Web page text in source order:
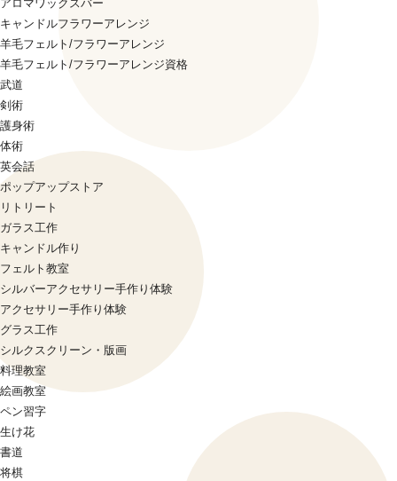
アロマワックスバー
キャンドルフラワーアレンジ
羊毛フェルト/フラワーアレンジ
羊毛フェルト/フラワーアレンジ資格
武道
剣術
護身術
体術
英会話
ポップアップストア
リトリート
ガラス工作
キャンドル作り
フェルト教室
シルバーアクセサリー手作り体験
アクセサリー手作り体験
グラス工作
シルクスクリーン・版画
料理教室
絵画教室
ペン習字
生け花
書道
将棋